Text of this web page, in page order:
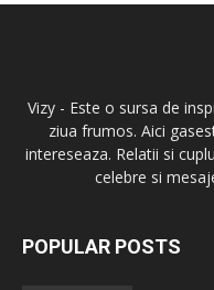
Vizy - Este o sursa de
ziua frumos. Aici
intereseaza. Relatii si
celebre si
POPULAR POSTS